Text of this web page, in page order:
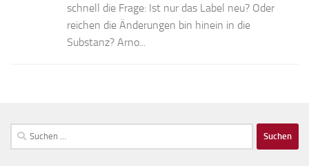
schnell die Frage: Ist nur das Label neu? Oder
reichen die Änderungen bin hinein in die
Substanz? Arno...
Suchen
nach: